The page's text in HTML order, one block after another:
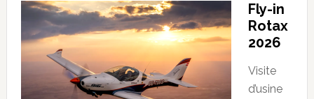
Fly-in
Rotax
2026
Visite
d’usine